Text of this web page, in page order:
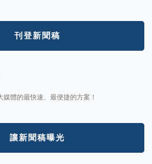
刊登新聞稿
體的最快速、最便捷的方案！
讓新聞稿曝光